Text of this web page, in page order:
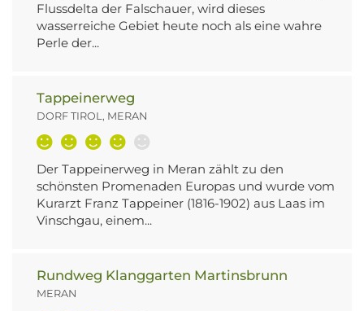
Flussdelta der Falschauer, wird dieses
wasserreiche Gebiet heute noch als eine wahre
Perle der...
Tappeinerweg
DORF TIROL, MERAN
Der Tappeinerweg in Meran zählt zu den
schönsten Promenaden Europas und wurde vom
Kurarzt Franz Tappeiner (1816-1902) aus Laas im
Vinschgau, einem...
Rundweg Klanggarten Martinsbrunn
MERAN